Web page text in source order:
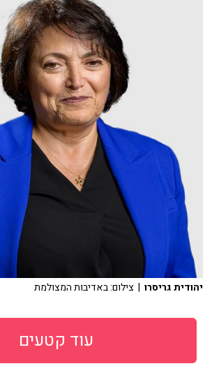
יהודית גריסרו | צילום: באדיבות המצולמת
עוד קטעים